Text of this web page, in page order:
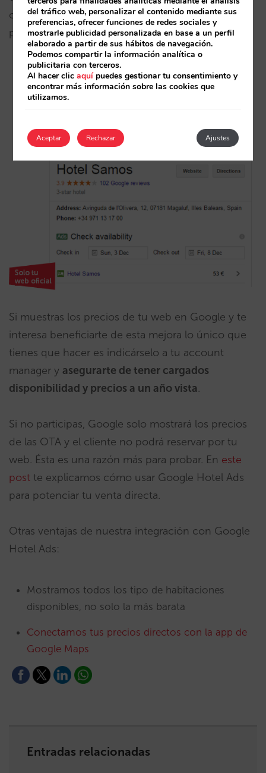
clientes fieles que repiten en tu hotel de un año
para otro:
Si muestras los precios de tu web en Google y te
interesa beneficiarte de esta mejora lo único que
tienes que hacer es indicárselo a tu account
manager y asegurarte de tener cargados
disponibilidad y precios a un año vista.
Si no participas, Google solo mostrará los precios
de las OTA y el cliente no podrá reservar por tu
web. Ésta es una razón más para probar. En este
post te explicamos cómo usar Google Hotel Ads
para potenciar tu venta directa.
Otras ventajas de nuestra integración con Google
Hotel Ads:
Mostramos todos los tipo de habitaciones
disponibles, no solo la más barata
Conectamos tus precios directos con la app de
Google Maps
Entradas relacionadas
del tráfico web, personalizar el contenido mediante sus
preferencias, ofrecer funciones de redes sociales y
mostrarle publicidad personalizada en base a un perfil
elaborado a partir de sus hábitos de navegación.
Podemos compartir la información analítica o
publicitaria con terceros.
Al hacer clicaquípuedes gestionar tu consentimiento y
encontrar más información sobre las cookies que
utilizamos.
Aceptar Ajustes
Rechazar